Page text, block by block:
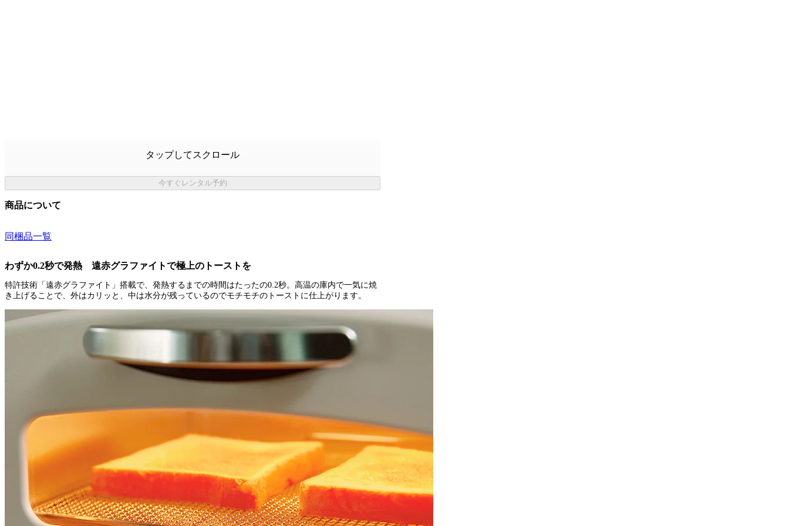
タップしてスクロール
今すぐレンタル予約
商品について
同梱品一覧
わずか0.2秒で発熱 遠赤グラファイトで極上のトーストを
特許技術「遠赤グラファイト」搭載で、発熱するまでの時間はたったの0.2秒。高温の庫内で一気に焼
き上げることで、外はカリッと、中は水分が残っているのでモチモチのトーストに仕上がります。